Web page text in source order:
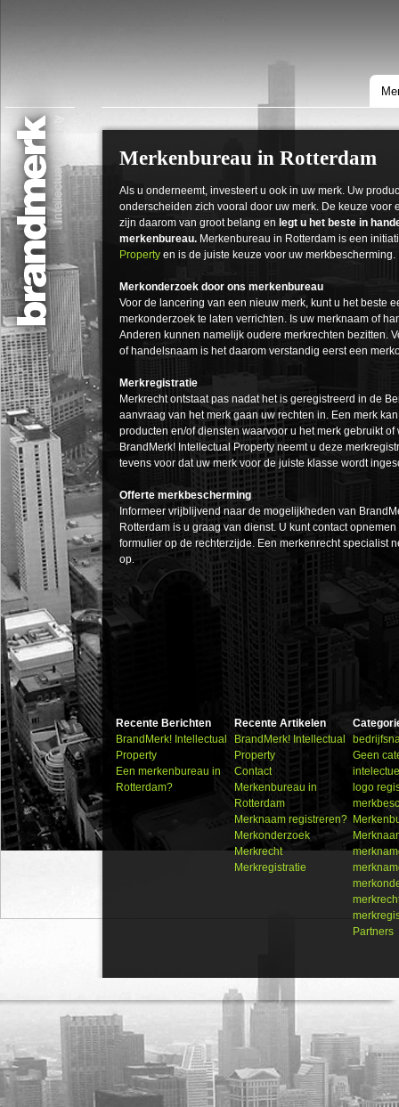
Merkenbureau in Rotterdam
Als u onderneemt, investeert u ook in uw merk. Uw
onderscheiden zich vooral door uw merk. De keuze voor
zijn daarom van groot belang en legt u het beste in
merkenbureau. Merkenbureau in Rotterdam is een
Property en is de juiste keuze voor uw merkbescherming.
Merkonderzoek door ons merkenbureau
Voor de lancering van een nieuw merk, kunt u het beste
merkonderzoek te laten verrichten. Is uw merknaam of
Anderen kunnen namelijk oudere merkrechten bezitten.
of handelsnaam is het daarom verstandig eerst een
Merkregistratie
Merkrecht ontstaat pas nadat het is geregistreerd in de
aanvraag van het merk gaan uw rechten in. Een merk
producten en/of diensten waarvoor u het merk gebruikt
BrandMerk! Intellectual Property neemt u deze
tevens voor dat uw merk voor de juiste klasse wordt
Offerte merkbescherming
Informeer vrijblijvend naar de mogelijkheden van
Rotterdam is u graag van dienst. U kunt contact
formulier op de rechterzijde. Een merkenrecht specialist
op.
Recente Berichten
BrandMerk! Intellectual
Property
Een merkenbureau in
Rotterdam?
Recente Artikelen
BrandMerk! Intellectual
Property
Contact
Merkenbureau in
Rotterdam
Merknaam registreren?
Merkonderzoek
Merkrecht
Merkregistratie
Geen
logo
Partners